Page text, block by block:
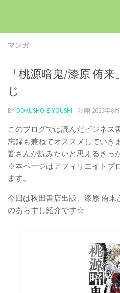
マンガ
「桃源暗鬼/漆原 侑
じ
BYDOKUSHO-EIYOUSHI · 公開 2025年8
このブログでは読んだビジネス
忘録も兼ねてオススメしていき
皆さんが読みたいと思えるき
※本ページはアフィリエイトプ
ます。
今回は秋田書店出版、漆原 侑来
のあらすじ紹介です☆